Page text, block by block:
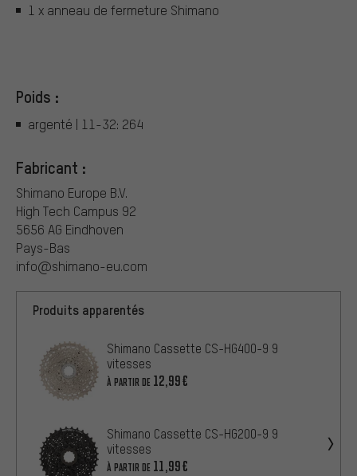
1 x anneau de fermeture Shimano
Poids :
argenté | 11-32: 264
Fabricant :
Shimano Europe B.V.
High Tech Campus 92
5656 AG Eindhoven
Pays-Bas
info@shimano-eu.com
Produits apparentés
Shimano Cassette CS-HG400-9 9
vitesses
À PARTIR DE 12,99€
Shimano Cassette CS-HG200-9 9
vitesses
À PARTIR DE 11,99€